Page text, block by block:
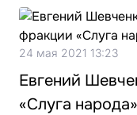
24 мая 2021 13:23
Евгений
«Слуга народа»